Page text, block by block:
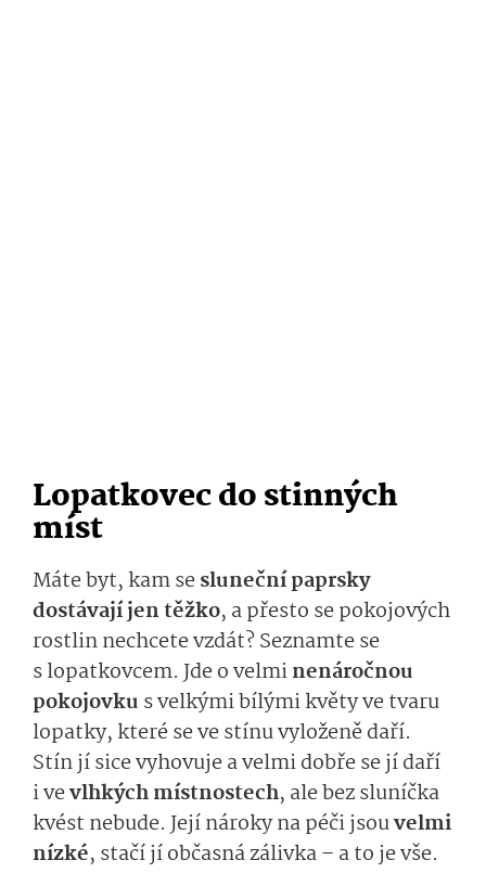
Lopatkovec do stinných
míst
Máte byt, kam sesluneční paprsky
dostávají jen těžko, a přesto se pokojových
rostlin nechcete vzdát? Seznamte se
s lopatkovcem. Jde o velminenáročnou
pokojovku s velkými bílými květy ve tvaru
lopatky, které se ve stínu vyloženě daří.
Stín jí sice vyhovuje a velmi dobře se jí daří
i vevlhkých místnostech, ale bez sluníčka
kvést nebude. Její nároky na péči jsouvelmi
nízké, stačí jí občasná zálivka – a to je vše.